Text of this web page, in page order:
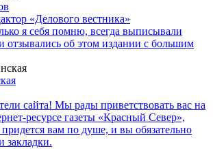
«Делового вестника»
я себя помню, всегда выписывали
отзывались об этом издании с большим
сайта! Мы рады приветствовать вас на
ресурсе газеты «Красный Север»,
вам по душе, и вы обязательно
закладки.